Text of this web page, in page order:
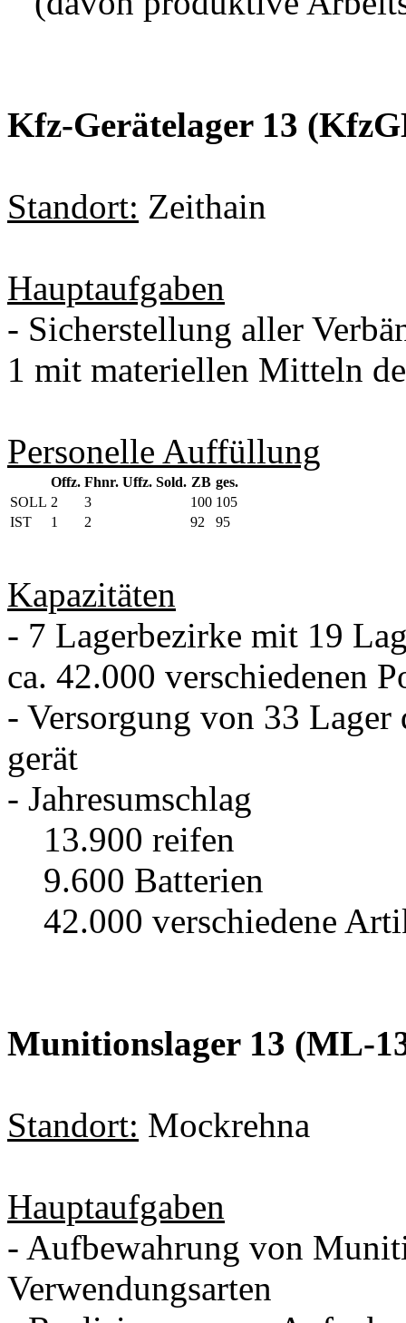
Kfz-Gerätelager 13
Standort: Zeithain
Hauptaufgaben
- Sicherstellung aller
1 mit materiellen Mitteln
Personelle Auffüllung
Offz. Fhnr. Uffz. Sold. ZB ges.
SOLL 2 3 100 105
IST
1 2 92 95
Kapazitäten
- 7 Lagerbezirke mit 19
ca. 42.000 verschiedenen
- Versorgung von 33
gerät
- Jahresumschlag
13.900 reifen
9.600 Batterien
42.000 verschiedene
Munitionslager 13 (ML-
Standort: Mockrehna
Hauptaufgaben
- Aufbewahrung von
Verwendungsarten